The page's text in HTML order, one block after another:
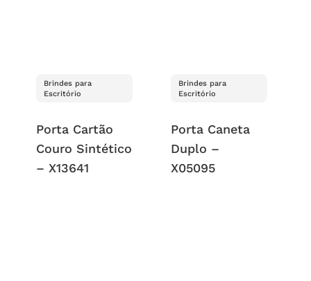
Brindes para
Escritório
Porta Cartão
Couro Sintético
– X13641
Brindes para
Escritório
Porta Caneta
Duplo –
X05095